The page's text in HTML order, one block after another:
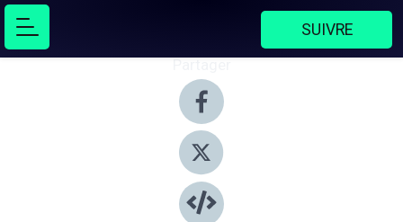
SUIVRE